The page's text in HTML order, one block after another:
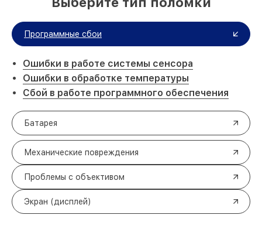
Программные сбои
Ошибки в работе системы сенсора
Ошибки в обработке температуры
Сбой в работе программного обеспечения
Батарея
Механические повреждения
Проблемы с объективом
Экран (дисплей)